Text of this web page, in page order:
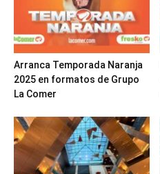
Arranca Temporada Naranja
2025 en formatos de Grupo
La Comer